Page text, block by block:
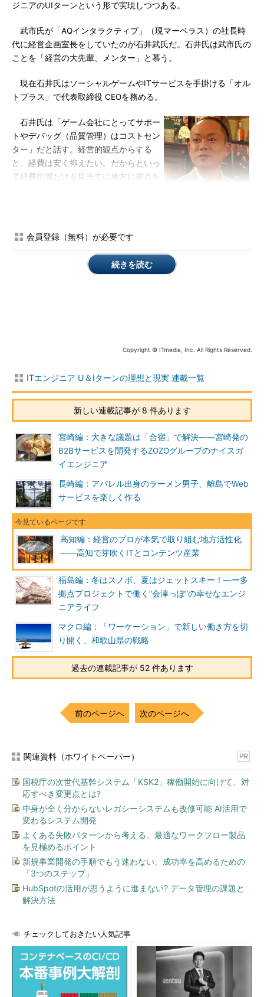
ジニアのUIターンという形で実現しつつある。
武市氏が「AQインタラクティブ」（現マーベラス）の社長時
代に経営企画室長をしていたのが石井武氏だ。石井氏は武市氏の
ことを「経営の大先輩、メンター」と慕う。
現在石井氏はソーシャルゲームやITサービスを手掛ける「オル
トプラス」で代表取締役 CEOを務める。
石井武氏
石井氏は「ゲーム会社にとってサポー
トやデバッグ（品質管理）はコストセン
ター」だと話す。経営的観点からする
と、経費は安く抑えたい。だからといっ
て経費削減だけを目当てに地方に拠点を
正）を本業とする「SHIFT」と組んで、
2015年に合弁会社「SHIFT PLUS」を高
知県に設立し、武市氏が会長として就任した。
エージェント」や高知県で働くことを応援するメディア
BUNTAN 」は高知の果物「文旦」にかけている
驚くべきは雇用創出と若手の発掘だ。2015年の設立以来、3年
間で100人以上を採用している。社長を20代の松島弘敏氏が務め
ているのも目を見張る。SHIFT PLUSに続き、2018年3月に設立
したゲーム開発及び運営を行う「オルトプラス高知」の代表取締
役も、20代の石川哲大氏だ。まだ発足して1年たたないが、現地
採用やUターン中心に採用を進めている。
SHIFT PLUSらの快進撃は高知の雰囲気を少しずつ変えてい
る。
一般的に地方の優秀なエンジニアは東京に出る傾向がある。そ
のせいか、高知でも当初はIT企業が発足したことに懐疑的な人も
少なくなかったという。しかし今では「うまくいくと思ったよ」
と応援してくれる人が増え、好循環が生まれつつある。若手リー
ダーを応援する機運も高まっているという。
四万十川の豊かな流れ
高知でIT人材の採用が順調な理由
会員登録（無料）が必要です
続きを読む
Copyright © ITmedia, Inc. All Rights Reserved.
ITエンジニア U＆Iターンの理想と現実 連載一覧
新しい連載記事が 8 件あります
宮崎編：大きな議題は「合宿」で解決――宮崎発の
B2Bサービスを開発するZOZOグループのナイスガ
イエンジニア
長崎編：アパレル出身のラーメン男子、離島でWeb
サービスを楽しく作る
高知編：経営のプロが本気で取り組む地方活性化
――高知で芽吹くITとコンテンツ産業
福島編：冬はスノボ、夏はジェットスキー！―ー多
拠点プロジェクトで働く“会津っぽ”の幸せなエンジ
ニアライフ
マクロ編：「ワーケーション」で新しい働き方を切
り開く、和歌山県の戦略
過去の連載記事が 52 件あります
前のページへ 次のページへ
関連資料（ホワイトペーパー） PR
国税庁の次世代基幹システム「KSK2」稼働開始に向けて、対
応すべき変更点とは?
中身が全く分からないレガシーシステムも改修可能 AI活用で
変わるシステム開発
よくある失敗パターンから考える、最適なワークフロー製品
を見極めるポイント
新規事業開発の手順でもう迷わない、成功率を高めるための
「3つのステップ」
HubSpotの活用が思うように進まない? データ管理の課題と
解決方法
チェックしておきたい人気記事